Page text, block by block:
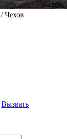
/ Чехов
Вызвать